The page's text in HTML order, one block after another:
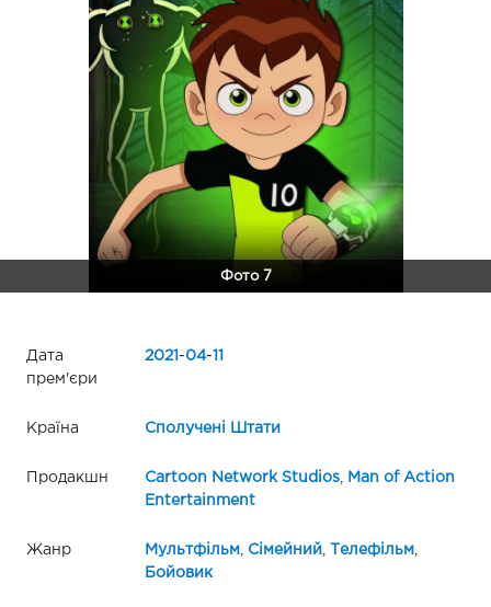
Фото 7
Дата
прем'єри
2021 -04-11
Країна Сполучені Штати
Продакшн Cartoon Network Studios,
Man of Action
Entertainment
Жанр Мультфільм, Сімейний Телефільм,
Бойовик